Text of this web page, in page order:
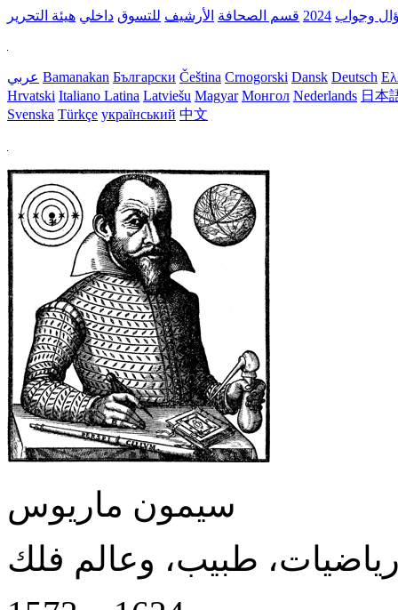
وجواب 2024 قسم الصحافة الأرشيف للتسوق داخلي هيئة التحرير
عربي Bamanakan Български Čeština Crnogorski Dansk Deutsch
Hrvatski Italiano Latina Latviešu Magyar Монгол Nederlands 日本
Svenska Türkçe український 中文
سيمون ماريوس
طبيب، وعالم فلك